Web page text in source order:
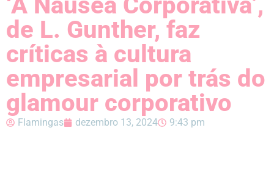
de L. Gunther, faz
críticas à cultura
empresarial por trás do
glamour corporativo
Flamingas dezembro 13, 2024 9:43 pm